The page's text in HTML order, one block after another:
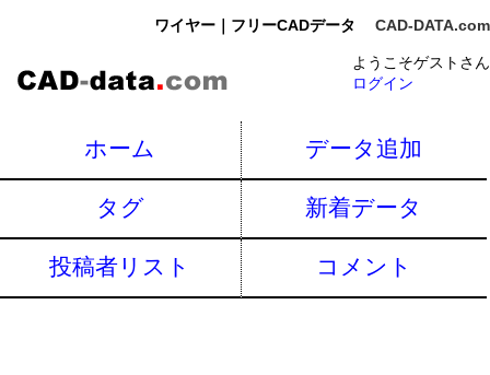
ワイヤー｜フリーCADデータ CAD-DATA.com
ようこそゲストさん
ログイン
ホーム データ追加
タグ 新着データ
投稿者リスト コメント